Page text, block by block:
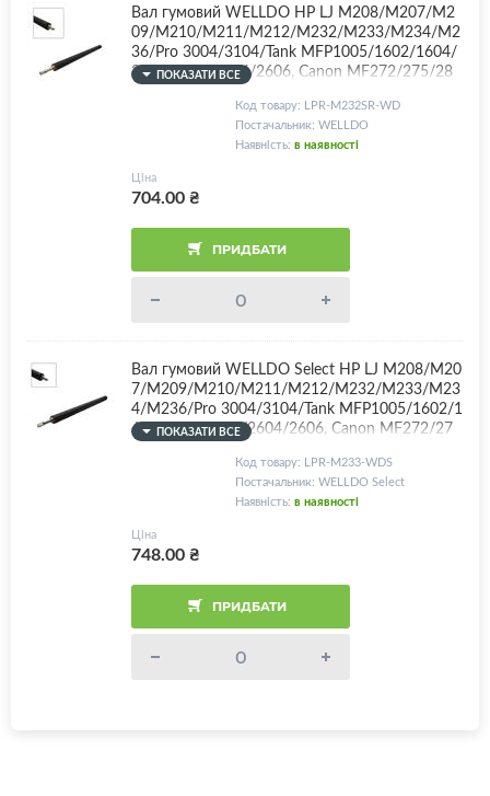
Вал гумовий WELLDO HP LJ M208/M207/M2
09/M210/M211/M212/M232/M233/M234/M2
36/Pro 3004/3104/Tank MFP1005/1602/1604/
2602/2603/2604/2606, Canon MF272/275/28
0/284/287/289/LBP122/170/172, RM2-4840/R
C5-7335, SPONGE RUBBER!
ПОКАЗАТИ ВСЕ
Код товару: LPR-M232SR-WD
Постачальник: WELLDO
Наявність: в наявності
Ціна
704.00₴
ПРИДБАТИ
Вал гумовий WELLDO Select HP LJ M208/M20
7/M209/M210/M211/M212/M232/M233/M23
4/M236/Pro 3004/3104/Tank MFP1005/1602/1
604/2602/2603/2604/2606, Canon MF272/27
5/280/284/287/289/LBP122/170/172
ПОКАЗАТИ ВСЕ
Код товару: LPR-M233-WDS
Постачальник: WELLDO Select
Наявність: в наявності
Ціна
748.00₴
ПРИДБАТИ